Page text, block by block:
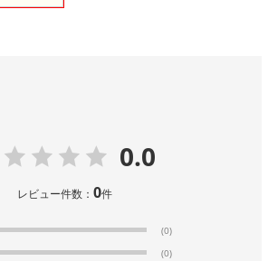
0.0
レビュー件数：0件
(0)
(0)